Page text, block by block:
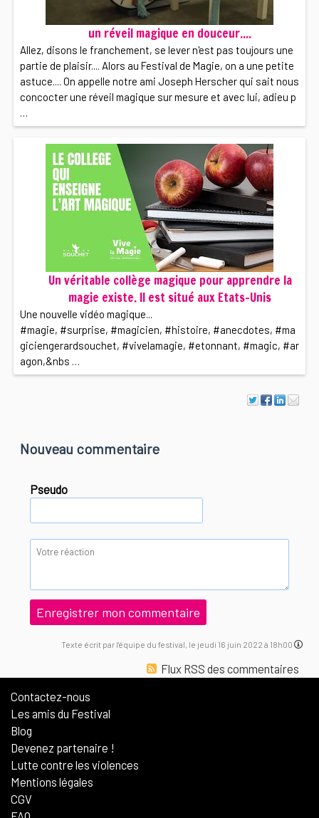
un réveil magique en douceur....
Allez, disons le franchement, se lever n'est pas toujours une
partie de plaisir.... Alors au Festival de Magie, on a une petite
astuce.... On appelle notre ami Joseph Herscher qui sait nous
concocter une réveil magique sur mesure et avec lui, adieu p
Un véritable collège magique pour apprendre la
magie existe. Il est situé aux Etats-Unis
Une nouvelle vidéo magique...
#magie, #surprise, #magicien, #histoire, #anecdotes, #ma
giciengerardsouchet, #vivelamagie, #etonnant, #magic, #ar
agon,&nbs …
Nouveau commentaire
Pseudo
Texte écrit par l'équipe du festival, le jeudi 16 juin 2022 à 18h00
Flux RSS des commentaires
Contactez-nous
Les amis du Festival
Blog
Devenez partenaire !
Lutte contre les violences
Mentions légales
CGV